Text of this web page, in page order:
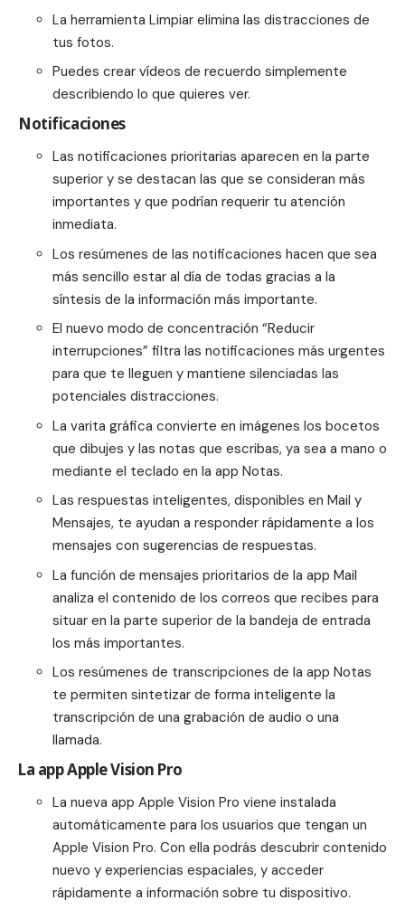
La herramienta Limpiar elimina las distracciones de
tus fotos.
Puedes crear vídeos de recuerdo simplemente
describiendo lo que quieres ver.
Notificaciones
Las notificaciones prioritarias aparecen en la parte
superior y se destacan las que se consideran más
importantes y que podrían requerir tu atención
inmediata.
Los resúmenes de las notificaciones hacen que sea
más sencillo estar al día de todas gracias a la
síntesis de la información más importante.
El nuevo modo de concentración “Reducir
interrupciones” filtra las notificaciones más urgentes
para que te lleguen y mantiene silenciadas las
potenciales distracciones.
La varita gráfica convierte en imágenes los bocetos
que dibujes y las notas que escribas, ya sea a mano o
mediante el teclado en la app Notas.
Las respuestas inteligentes, disponibles en Mail y
Mensajes, te ayudan a responder rápidamente a los
mensajes con sugerencias de respuestas.
La función de mensajes prioritarios de la app Mail
analiza el contenido de los correos que recibes para
situar en la parte superior de la bandeja de entrada
los más importantes.
Los resúmenes de transcripciones de la app Notas
te permiten sintetizar de forma inteligente la
transcripción de una grabación de audio o una
llamada.
La app Apple Vision Pro
La nueva app Apple Vision Pro viene instalada
automáticamente para los usuarios que tengan un
Apple Vision Pro. Con ella podrás descubrir contenido
nuevo y experiencias espaciales, y acceder
rápidamente a información sobre tu dispositivo.